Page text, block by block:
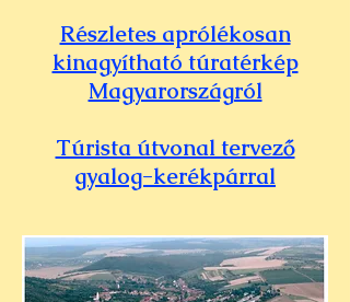
Részletes aprólékosan
kinagyítható túratérkép
Magyarországról
Túrista útvonal tervező
gyalog-kerékpárral